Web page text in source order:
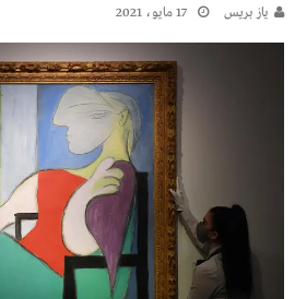
يـاز بريـس 17 مايو، 2021